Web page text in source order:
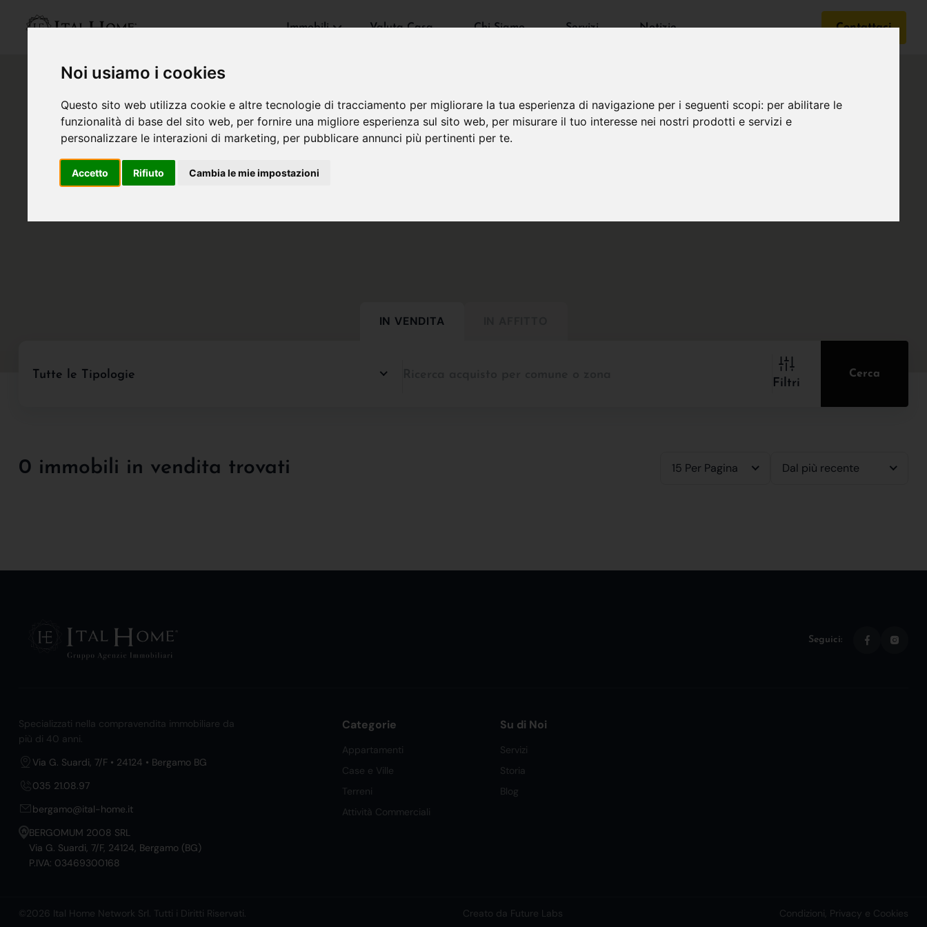
Noi usiamo i cookies
Questo sito web utilizza cookie e altre tecnologie di tracciamento per migliorare la tua esperienza di navigazione per i seguenti scopi: per abilitare le
funzionalità di base del sito web, per fornire una migliore esperienza sul sito web, per misurare il tuo interesse nei nostri prodotti e servizi e
personalizzare le interazioni di marketing, per pubblicare annunci più pertinenti per te.
Accetto Rifiuto Cambia le mie impostazioni
Immobili Valuta Casa Chi Siamo Servizi Notizie Contattaci
IN VENDITA
Tutte le Tipologie
Filtri
Cerca
0 immobili in vendita trovati 15 Per Pagina Dal più recente
Seguici:
Specializzati nella compravendita immobiliare da
più di 40 anni.
Via G. Suardi, 7/F • 24124 • Bergamo BG
035 21.08.97
bergamo@ital-home.it
BERGOMUM 2008 SRL
Via G. Suardi, 7/F, 24124, Bergamo (BG)
P.IVA: 03469300168
Categorie
Appartamenti
Case e Ville
Terreni
Attività Commerciali
Su di Noi
Servizi
Storia
Blog
©2026 Ital Home Network Srl. Tutti i Diritti Riservati. Creato da Future Labs Condizioni, Privacy e Cookies